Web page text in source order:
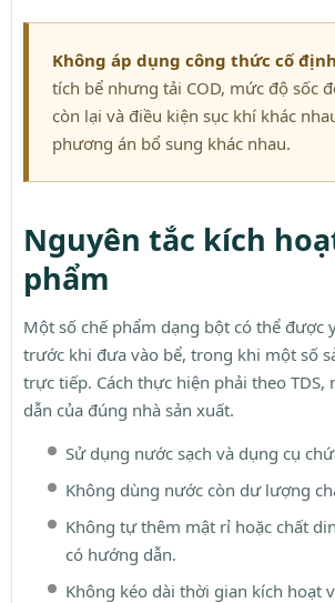
Không áp dụng công thức cố
tích bể nhưng tải COD, mức độ sốc
còn lại và điều kiện sục khí khác
phương án bổ sung khác nhau.
Nguyên tắc kích
phẩm
Một số chế phẩm dạng bột có thể được
trước khi đưa vào bể, trong khi một số
trực tiếp. Cách thực hiện phải theo TDS,
dẫn của đúng nhà sản xuất.
Sử dụng nước sạch và dụng cụ
Không dùng nước còn dư lượng
Không tự thêm mật rỉ hoặc chất
có hướng dẫn.
Không kéo dài thời gian kích hoạt